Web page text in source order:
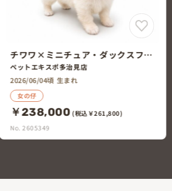
チワワ×トイ・プードル
ペットエキスポ多治見店
2026/05/29頃 生まれ
女の仔
￥198,000 (税込￥217,800)
No. 2605145